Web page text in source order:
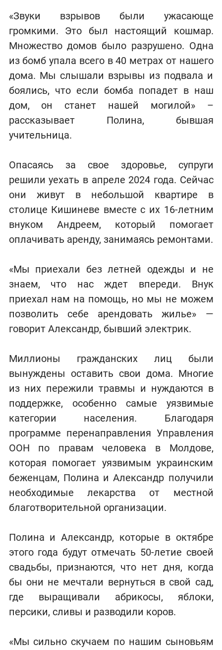
«Звуки взрывов были ужасающе
громкими. Это был настоящий кошмар.
Множество домов было разрушено. Одна
из бомб упала всего в 40 метрах от нашего
дома. Мы слышали взрывы из подвала и
боялись, что если бомба попадет в наш
дом, он станет нашей могилой» –
рассказывает Полина, бывшая
учительница.
Опасаясь за свое здоровье, супруги
решили уехать в апреле 2024 года. Сейчас
они живут в небольшой квартире в
столице Кишиневе вместе с их 16-летним
внуком Андреем, который помогает
оплачивать аренду, занимаясь ремонтами.
«Мы приехали без летней одежды и не
знаем, что нас ждет впереди. Внук
приехал нам на помощь, но мы не можем
позволить себе арендовать жилье» —
говорит Александр, бывший электрик.
Миллионы гражданских лиц были
вынуждены оставить свои дома. Многие
из них пережили травмы и нуждаются в
поддержке, особенно самые уязвимые
категории населения. Благодаря
программе перенаправления Управления
ООН по правам человека в Молдове,
которая помогает уязвимым украинским
беженцам, Полина и Александр получили
необходимые лекарства от местной
благотворительной организации.
Полина и Александр, которые в октябре
этого года будут отмечать 50-летие своей
свадьбы, признаются, что нет дня, когда
бы они не мечтали вернуться в свой сад,
где выращивали абрикосы, яблоки,
персики, сливы и разводили коров.
«Мы сильно скучаем по нашим сыновьям